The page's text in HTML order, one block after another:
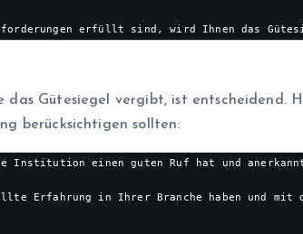
erfüllt sind, wird Ihnen das
Gütesiegel vergibt, ist entscheidend.
berücksichtigen sollten:
Institution einen guten Ruf hat und
Erfahrung in Ihrer Branche haben und mit